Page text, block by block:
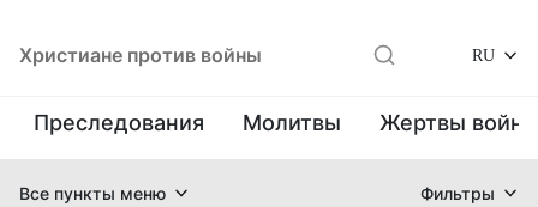
Христиане против войны RU
Преследования Молитвы Жертвы
Все пункты меню Фильтры